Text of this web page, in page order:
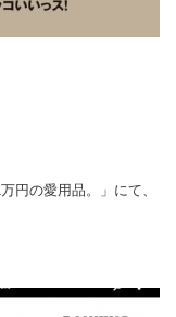
円の愛用品。」にて、